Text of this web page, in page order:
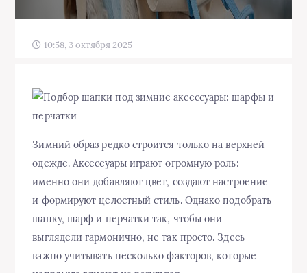
10:58, 3 октября 2025
Зимний образ редко строится только на верхней
одежде. Аксессуары играют огромную роль:
именно они добавляют цвет, создают настроение
и формируют целостный стиль. Однако подобрать
шапку, шарф и перчатки так, чтобы они
выглядели гармонично, не так просто. Здесь
важно учитывать несколько факторов, которые